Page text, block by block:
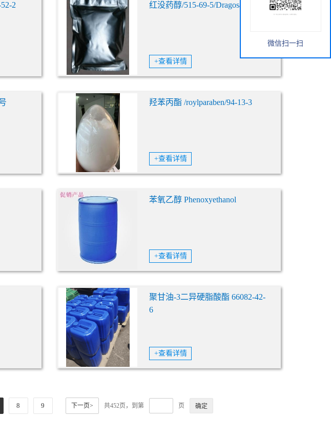
2 红没药醇/515-69-5/Dragosantol
+查看详情
羟苯丙酯 /roylparaben/94-13-3
+查看详情
苯氧乙醇 Phenoxyethanol
+查看详情
聚甘油-3二异硬脂酸酯 66082-42-
6
+查看详情
8 9 下一页> 共452页，到第 页
微信扫一扫